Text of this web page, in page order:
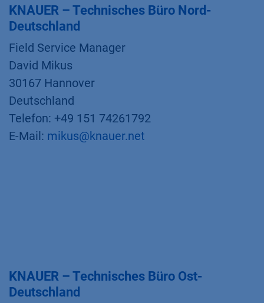
KNAUER – Technisches Büro Nord-
Deutschland
Field Service Manager
David Mikus
30167 Hannover
Deutschland
Telefon: +49 151 74261792
E-Mail: mikus@knauer.net
KNAUER – Technisches Büro Ost-
Deutschland